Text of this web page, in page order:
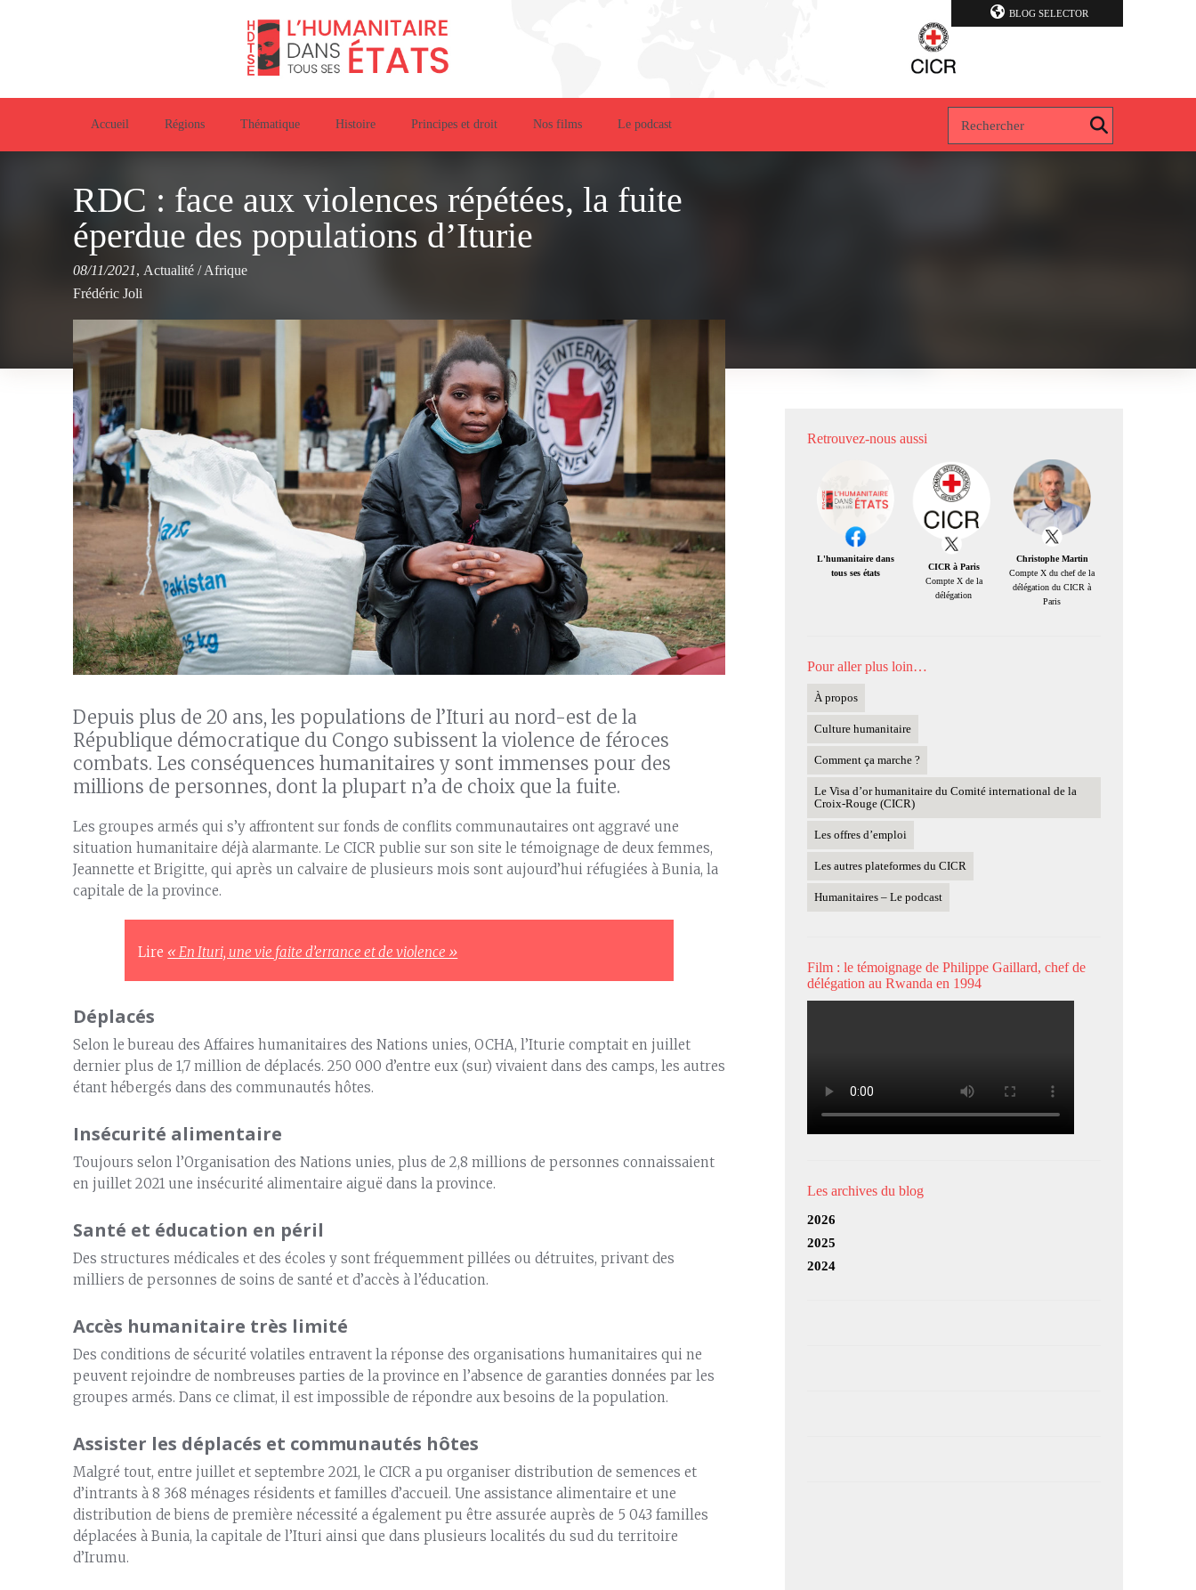
BLOG SELECTOR
Accueil Régions Thématique Histoire Principes et droit Nos films Le podcast
RDC : face aux violences répétées, la fuite
éperdue des populations d’Iturie
08/11/2021, Actualité /Afrique
Frédéric Joli
Depuis plus de 20 ans, les populations de l’Ituri au nord-est de la
République démocratique du Congo subissent la violence de féroces
combats. Les conséquences humanitaires y sont immenses pour des
millions de personnes, dont la plupart n’a de choix que la fuite.
Les groupes armés qui s’y affrontent sur fonds de conflits communautaires ont aggravé une
situation humanitaire déjà alarmante. Le CICR publie sur son site le témoignage de deux femmes,
Jeannette et Brigitte, qui après un calvaire de plusieurs mois sont aujourd’hui réfugiées à Bunia, la
capitale de la province.
Lire « En Ituri, une vie faite d’errance et de violence »
Déplacés
Selon le bureau des Affaires humanitaires des Nations unies, OCHA, l’Iturie comptait en juillet
dernier plus de 1,7 million de déplacés. 250 000 d’entre eux (sur) vivaient dans des camps, les autres
étant hébergés dans des communautés hôtes.
Insécurité alimentaire
Toujours selon l’Organisation des Nations unies, plus de 2,8 millions de personnes connaissaient
en juillet 2021 une insécurité alimentaire aiguë dans la province.
Santé et éducation en péril
Des structures médicales et des écoles y sont fréquemment pillées ou détruites, privant des
milliers de personnes de soins de santé et d’accès à l’éducation.
Accès humanitaire très limité
Des conditions de sécurité volatiles entravent la réponse des organisations humanitaires qui ne
peuvent rejoindre de nombreuses parties de la province en l’absence de garanties données par les
groupes armés. Dans ce climat, il est impossible de répondre aux besoins de la population.
Assister les déplacés et communautés hôtes
Malgré tout, entre juillet et septembre 2021, le CICR a pu organiser distribution de semences et
d’intrants à 8 368 ménages résidents et familles d’accueil. Une assistance alimentaire et une
distribution de biens de première nécessité a également pu être assurée auprès de 5 043 familles
déplacées à Bunia, la capitale de l’Ituri ainsi que dans plusieurs localités du sud du territoire
d’Irumu.
Retrouvez-nous aussi
L'humanitaire dans
tous ses états
CICR à Paris
Compte X de la
délégation
Christophe Martin
Compte X du chef de la
délégation du CICR à
Paris
Pour aller plus loin…
À propos
Culture humanitaire
Comment ça marche ?
Le Visa d’or humanitaire du Comité international de la
Croix-Rouge (CICR)
Les offres d’emploi
Les autres plateformes du CICR
Humanitaires – Le podcast
Film : le témoignage de Philippe Gaillard, chef de
délégation au Rwanda en 1994
Les archives du blog
2026
2025
2024